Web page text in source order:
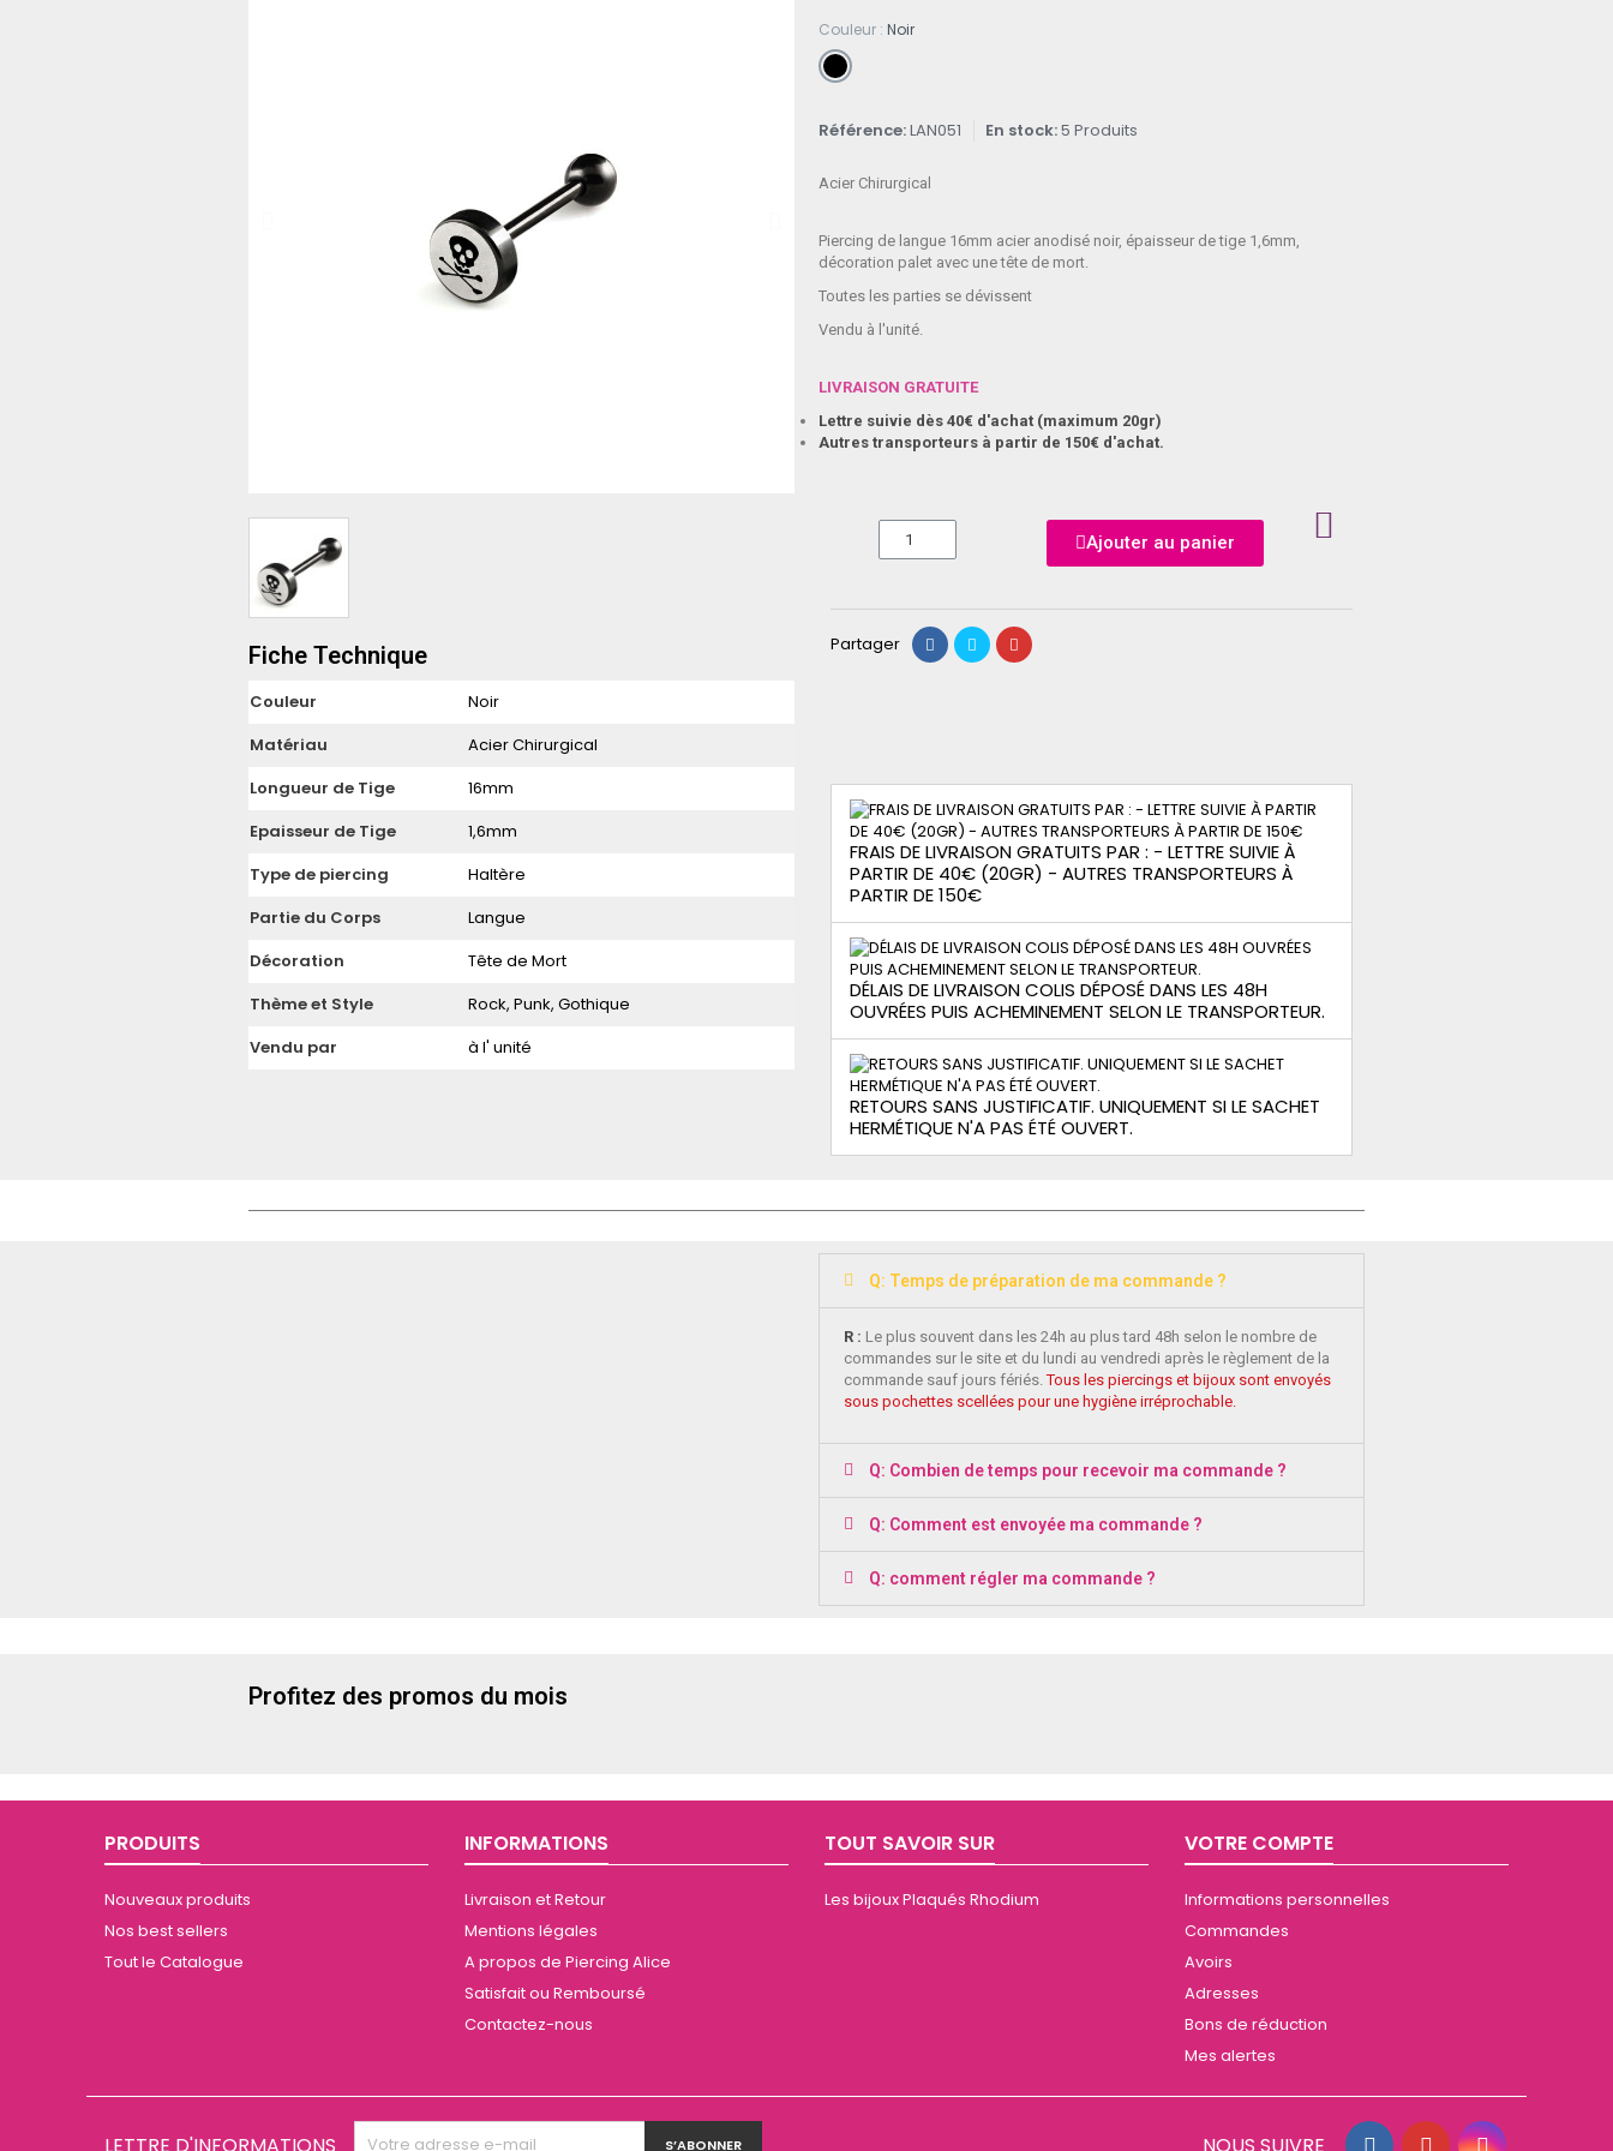
Fiche Technique
Couleur
Noir
Matériau
Acier Chirurgical
Longueur de Tige
16mm
Epaisseur de Tige
1,6mm
Type de piercing
Haltère
Partie du Corps
Langue
Décoration
Tête de Mort
Thème et Style
Rock, Punk, Gothique
Vendu par
à l' unité
Couleur Noir
Référence LAN051 En stock 5 Produits
Acier Chirurgical
Piercing de langue 16mm acier anodisé noir, épaisseur de tige 1,6mm,
décoration palet avec une tête de mort.
Toutes les parties se dévissent
Vendu à l'unité.
LIVRAISON GRATUITE
Lettre suivie dès 40€ d'achat (maximum 20gr)
Autres transporteurs à partir de 150€ d'achat.
Ajouter au panier
Partager
FRAIS DE LIVRAISON GRATUITS PAR : - LETTRE SUIVIE À
PARTIR DE 40€ (20GR) - AUTRES TRANSPORTEURS À
PARTIR DE 150€
DÉLAIS DE LIVRAISON COLIS DÉPOSÉ DANS LES 48H
OUVRÉES PUIS ACHEMINEMENT SELON LE TRANSPORTEUR.
RETOURS SANS JUSTIFICATIF. UNIQUEMENT SI LE SACHET
HERMÉTIQUE N'A PAS ÉTÉ OUVERT.
Q: Temps de préparation de ma commande ?
R : Le plus souvent dans les 24h au plus tard 48h selon le nombre de
commandes sur le site et du lundi au vendredi après le règlement de la
commande sauf jours fériés.Tous les piercings et bijoux sont envoyés
sous pochettes scellées pour une hygiène irréprochable.
Q: Combien de temps pour recevoir ma commande ?
Q: Comment est envoyée ma commande ?
Q: comment régler ma commande ?
Profitez des promos du mois
PRODUITS
Nouveaux produits
Nos best sellers
Tout le Catalogue
INFORMATIONS
Livraison et Retour
Mentions légales
A propos de Piercing Alice
Satisfait ou Remboursé
Contactez-nous
TOUT SAVOIR SUR
Les bijoux Plaqués Rhodium
VOTRE COMPTE
Informations personnelles
Commandes
Avoirs
Adresses
Bons de réduction
Mes alertes